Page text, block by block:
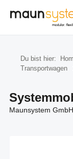
Zum Hauptinhalt
Du bist hier:
Transportwagen
Maunsystem GmbH